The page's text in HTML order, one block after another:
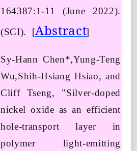
164387:1-11 (June 2022).
(SCI).
[Abstract]
Sy-Hann Chen*,Yung-Teng
Wu,Shih-Hsiang Hsiao, and
Cliff Tseng, "Silver-doped
nickel oxide as an efficient
hole-transport layer in
polymer light-emitting